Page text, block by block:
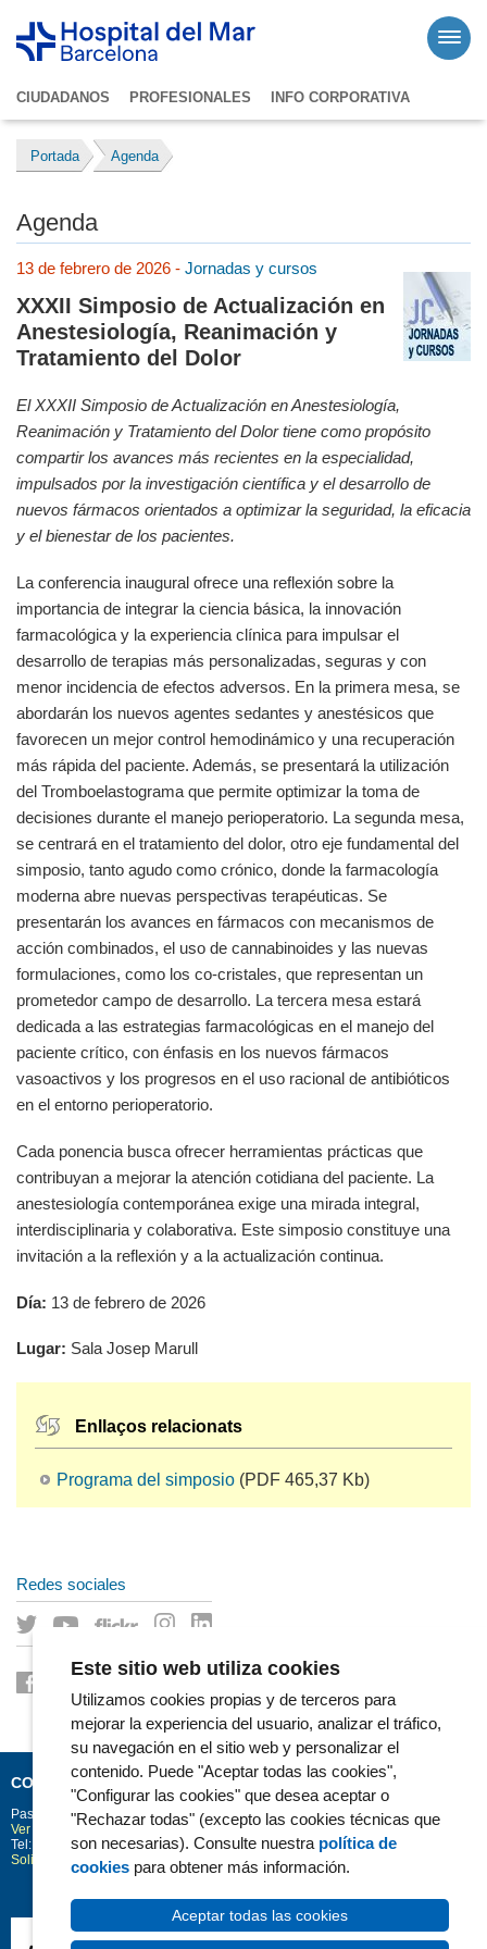
CIUDADANOS PROFESIONALES INFO CORPORATIVA
Portada Agenda
Agenda
13 de febrero de 2026 - Jornadas y cursos
XXXII Simposio de Actualización en
Anestesiología, Reanimación y
Tratamiento del Dolor
El XXXII Simposio de Actualización en Anestesiología,
Reanimación y Tratamiento del Dolor tiene como propósito
compartir los avances más recientes en la especialidad,
impulsados por la investigación científica y el desarrollo de
nuevos fármacos orientados a optimizar la seguridad, la eficacia
y el bienestar de los pacientes.
La conferencia inaugural ofrece una reflexión sobre la
importancia de integrar la ciencia básica, la innovación
farmacológica y la experiencia clínica para impulsar el
desarrollo de terapias más personalizadas, seguras y con
menor incidencia de efectos adversos. En la primera mesa, se
abordarán los nuevos agentes sedantes y anestésicos que
favorecen un mejor control hemodinámico y una recuperación
más rápida del paciente. Además, se presentará la utilización
del Tromboelastograma que permite optimizar la toma de
decisiones durante el manejo perioperatorio. La segunda mesa,
se centrará en el tratamiento del dolor, otro eje fundamental del
simposio, tanto agudo como crónico, donde la farmacología
moderna abre nuevas perspectivas terapéuticas. Se
presentarán los avances en fármacos con mecanismos de
acción combinados, el uso de cannabinoides y las nuevas
formulaciones, como los co-cristales, que representan un
prometedor campo de desarrollo. La tercera mesa estará
dedicada a las estrategias farmacológicas en el manejo del
paciente crítico, con énfasis en los nuevos fármacos
vasoactivos y los progresos en el uso racional de antibióticos
en el entorno perioperatorio.
Cada ponencia busca ofrecer herramientas prácticas que
contribuyan a mejorar la atención cotidiana del paciente. La
anestesiología contemporánea exige una mirada integral,
interdisciplinaria y colaborativa. Este simposio constituye una
invitación a la reflexión y a la actualización continua.
Día: 13 de febrero de 2026
Lugar: Sala Josep Marull
Enllaços relacionats
Programa del simposio (PDF 465,37 Kb)
Redes sociales
CONTACTO
Passeig Marítim 25-29 Barcelona 08003
Ver la situación en Google Maps
Tel: 93 248 30 00 · Fax: 93 248 32 54
Solicitud de información
Este sitio web utiliza cookies
Utilizamos cookies propias y de terceros para
mejorar la experiencia del usuario, analizar el tráfico,
su navegación en el sitio web y personalizar el
contenido. Puede "Aceptar todas las cookies",
"Configurar las cookies" que desea aceptar o
"Rechazar todas" (excepto las cookies técnicas que
son necesarias). Consulte nuestra política de
cookies para obtener más información.
Aceptar todas las cookies